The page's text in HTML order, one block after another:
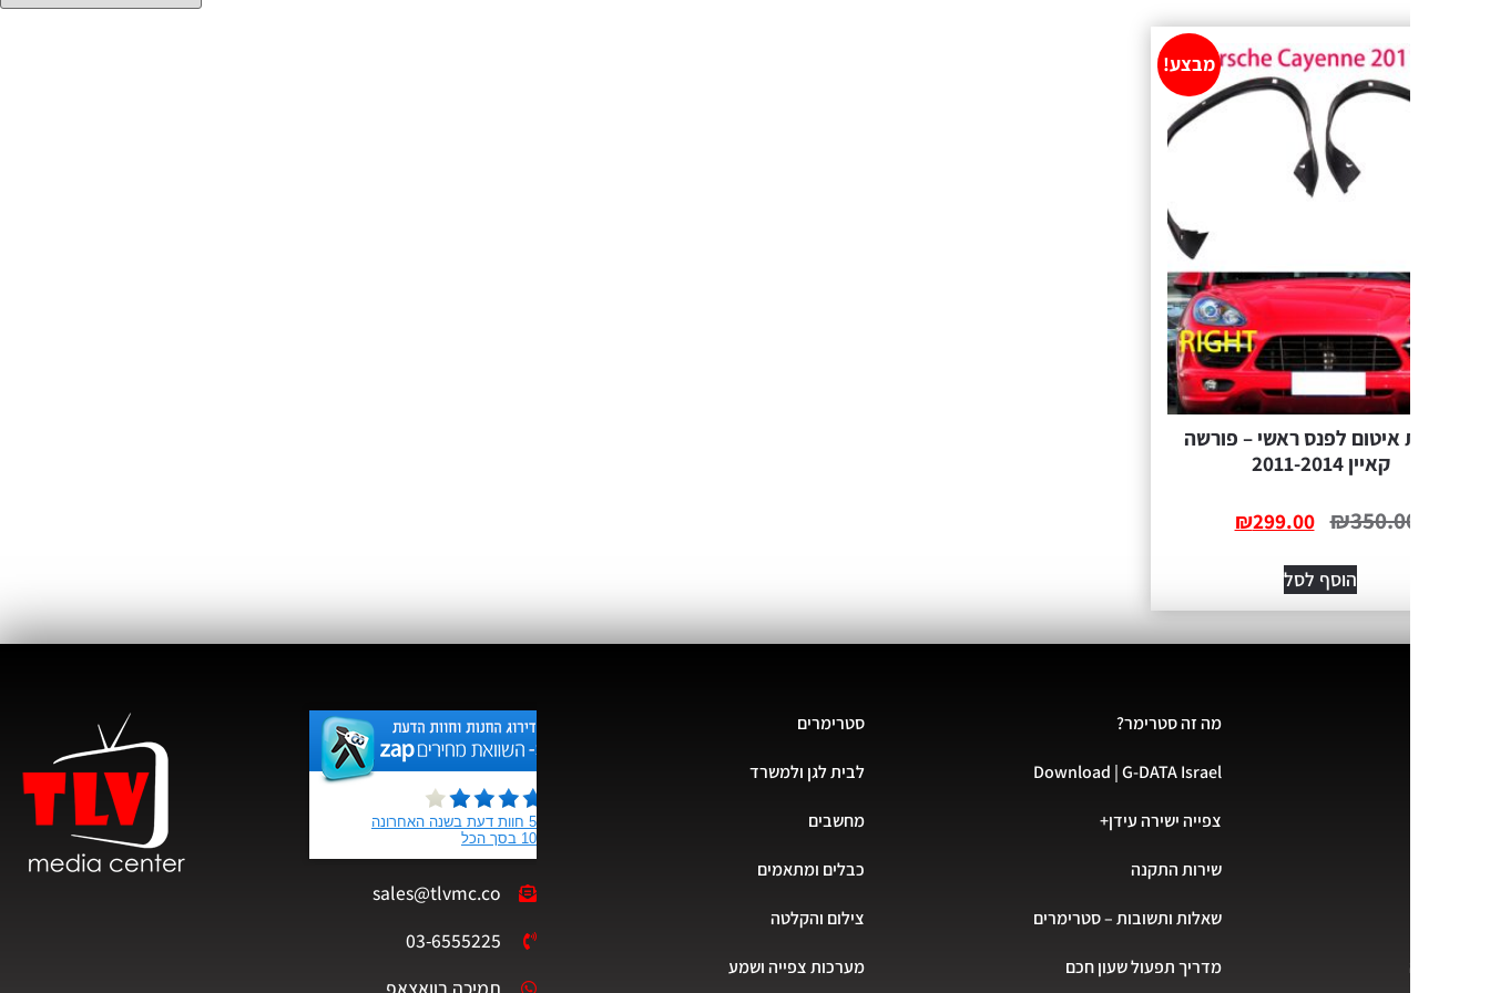
מבצע!
איטום לפנס ראשי – פורשה
₪
₪299.00
מה זה סטרימר?
Download | G-DATA Israel
צפייה ישירה עידן+
שירות התקנה
שאלות ותשובות – סטרימרים
מדריך תפעול שעון חכם
לבית לגן ולמשרד
כבלים ומתאמים
צילום והקלטה
מערכות צפייה ושמע
sales@tlvmc.co
03-6555225